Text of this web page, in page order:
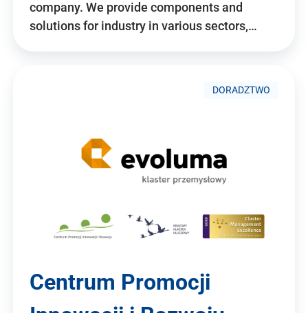
company. We provide components and
solutions for industry in various sectors,…
DORADZTWO
Centrum Promocji